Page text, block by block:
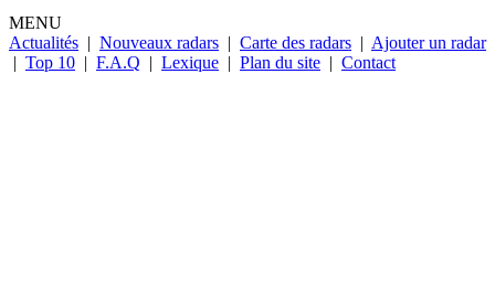
MENU
Actualités | Nouveaux radars | Carte des radars | Ajouter un radar
| Top 10 | F.A.Q | Lexique | Plan du site | Contact